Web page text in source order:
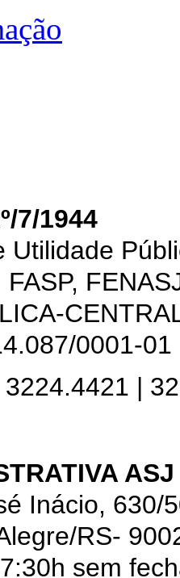
7/1944
FASP,
0001-01
|
ASJ
Inácio, 630/
RS-
sem